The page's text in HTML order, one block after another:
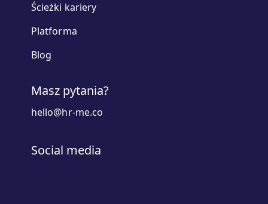
Ścieżki kariery
Platforma
Blog
Masz pytania?
hello@hr-me.co
Social media